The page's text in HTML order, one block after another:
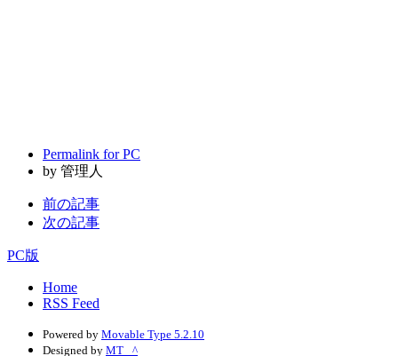
Permalink for PC
by 管理人
前の記事
次の記事
PC版
Home
RSS Feed
Powered by Movable Type 5.2.10
Designed by MT _^